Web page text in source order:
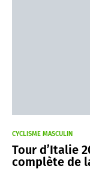
CYCLISME MASCULIN
Tour d’Italie
complète de